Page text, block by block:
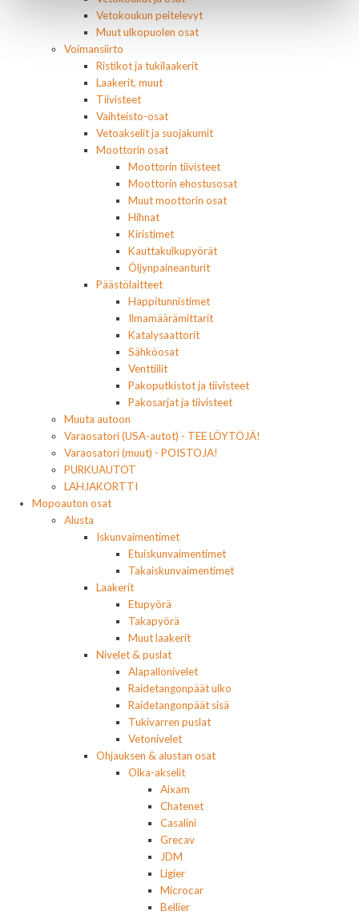
Vetokoukun peitelevyt
Muut ulkopuolen osat
Voimansiirto
Ristikot ja tukilaakerit
Laakerit, muut
Tiivisteet
Vaihteisto-osat
Vetoakselit ja suojakumit
Moottorin osat
Moottorin tiivisteet
Moottorin ehostusosat
Muut moottorin osat
Hihnat
Kiristimet
Kauttakulkupyörät
Öljynpaineanturit
Päästölaitteet
Happitunnistimet
Ilmamäärämittarit
Katalysaattorit
Sähköosat
Venttiilit
Pakoputkistot ja tiivisteet
Pakosarjat ja tiivisteet
Muuta autoon
Varaosatori (USA-autot) - TEE LÖYTÖJÄ!
Varaosatori (muut) - POISTOJA!
PURKUAUTOT
LAHJAKORTTI
Mopoauton osat
Alusta
Iskunvaimentimet
Etuiskunvaimentimet
Takaiskunvaimentimet
Laakerit
Etupyörä
Takapyörä
Muut laakerit
Nivelet & puslat
Alapallonivelet
Raidetangonpäät ulko
Raidetangonpäät sisä
Tukivarren puslat
Vetonivelet
Ohjauksen & alustan osat
Olka-akselit
Aixam
Chatenet
Casalini
Grecav
JDM
Ligier
Microcar
Bellier